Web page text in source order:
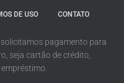
DE USO CONTATO
pagamento para
seja cartão de crédito,